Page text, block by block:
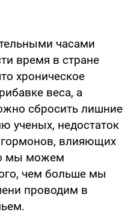
часами
время в стране
хроническое
веса, а
сбросить лишние
ученых, недостаток
влияющих
мы можем
чем больше мы
проводим в